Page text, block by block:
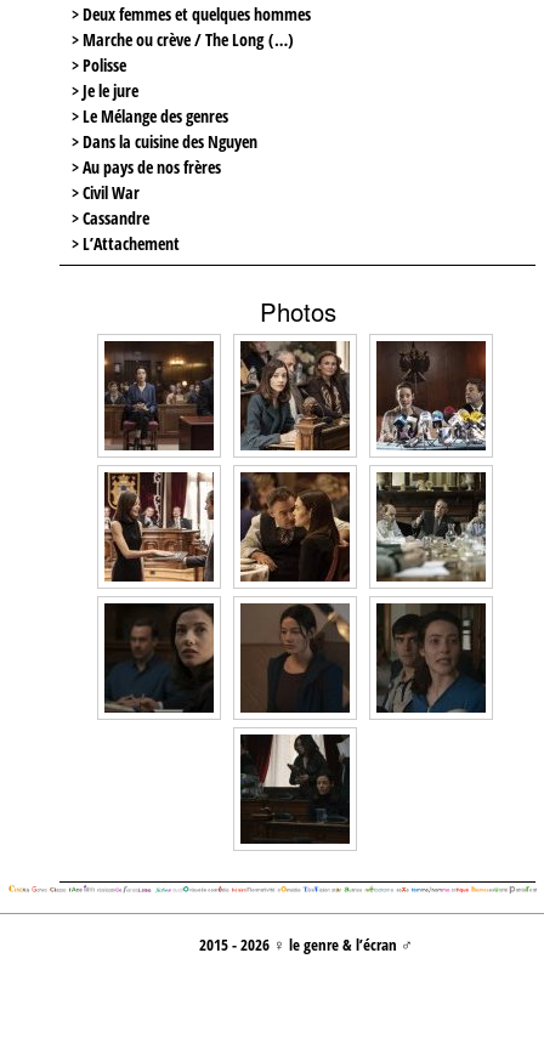
> Deux femmes et quelques hommes
> Marche ou crève / The Long (…)
> Polisse
> Je le jure
> Le Mélange des genres
> Dans la cuisine des Nguyen
> Au pays de nos frères
> Civil War
> Cassandre
> L’Attachement
Photos
2015 - 2026 ♀ le genre & l’écran ♂